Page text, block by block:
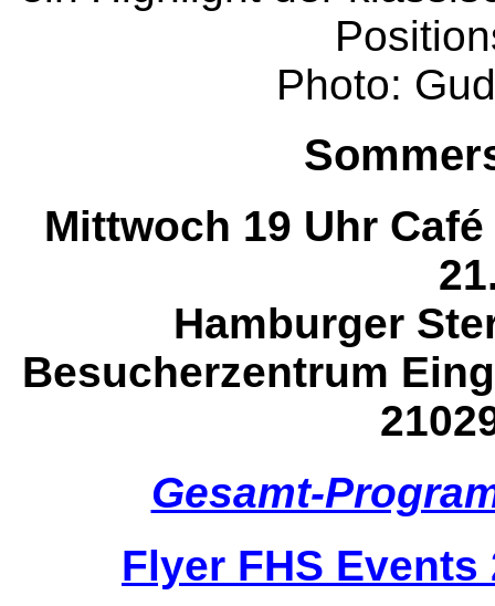
Photo:
Mittwoch 19 Uhr
Hamburger
Besucherzentrum
Gesamt-
Flyer FHS